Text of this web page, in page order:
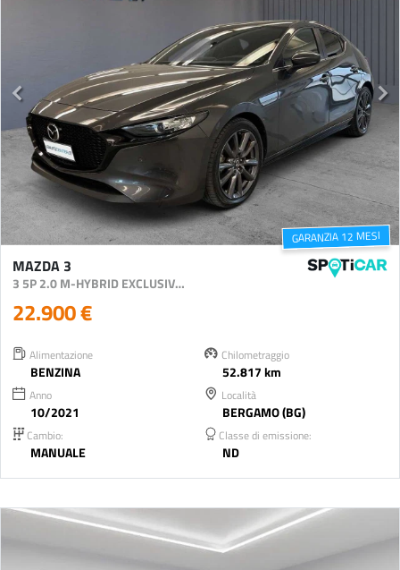
GARANZIA 12 MESI
MAZDA 3
3 5P 2.0 M-HYBRID EXCLUSIVE 150CV
22.900 €
Alimentazione
BENZINA
Chilometraggio
52.817 km
Anno
10/2021
Località
BERGAMO (BG)
Cambio:
MANUALE
Classe di emissione:
ND